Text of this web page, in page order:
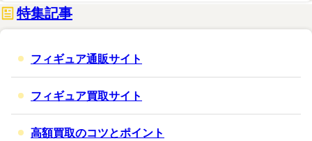
トイサピエンス内商品購入ページ（ボーナスアク
特集記事
フィギュア通販サイト
フィギュア買取サイト
高額買取のコツとポイント